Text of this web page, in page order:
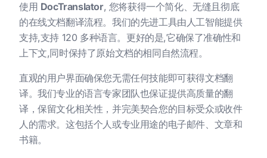
使用 DocTranslator, 您将获得一个简化、无缝且彻底
的在线文档翻译流程。我们的先进工具由人工智能提供
支持,支持 120 多种语言。更好的是,它确保了准确性和
上下文,同时保持了原始文档的相同自然流程。
直观的用户界面确保您无需任何技能即可获得文档翻
译。我们专业的语言专家团队也保证提供高质量的翻
译，保留文化相关性，并完美契合您的目标受众或收件
人的需求。这包括个人或专业用途的电子邮件、文章和
书籍。